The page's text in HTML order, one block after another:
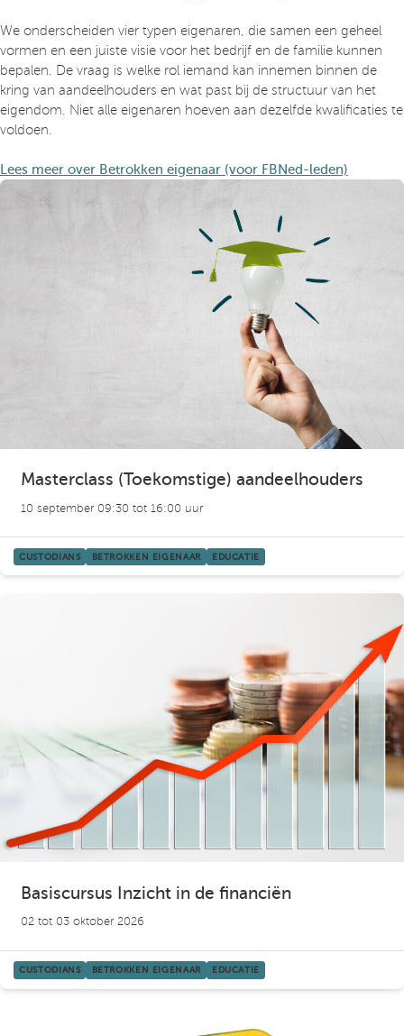
We onderscheiden vier typen eigenaren, die samen een geheel
vormen en een juiste visie voor het bedrijf en de familie kunnen
bepalen. De vraag is welke rol iemand kan innemen binnen de
kring van aandeelhouders en wat past bij de structuur van het
eigendom. Niet alle eigenaren hoeven aan dezelfde kwalificaties te
voldoen.
Lees meer over Betrokken eigenaar (voor FBNed-leden)
Masterclass (Toekomstige) aandeelhouders
10 september 09:30 tot 16:00 uur
CUSTODIANS BETROKKEN EIGENAAR EDUCATIE
Basiscursus Inzicht in de financiën
02 tot 03 oktober 2026
CUSTODIANS BETROKKEN EIGENAAR EDUCATIE